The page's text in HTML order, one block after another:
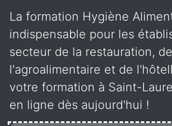
La formation Hygiène
indispensable pour les
secteur de la restauration, de
l'agroalimentaire et de
votre formation à Saint-
en ligne dès aujourd'hui !